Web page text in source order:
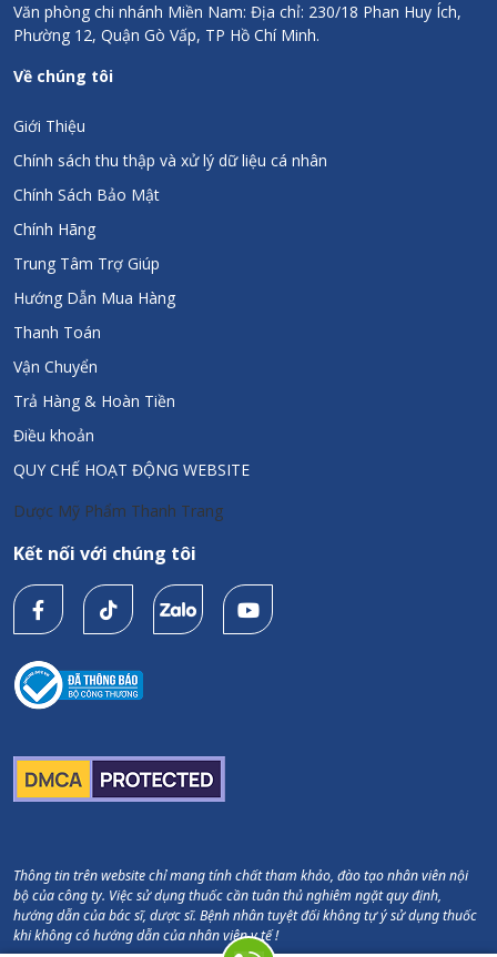
Văn phòng chi nhánh Miền Nam: Địa chỉ: 230/18 Phan Huy Ích,
Phường 12, Quận Gò Vấp, TP Hồ Chí Minh.
Về chúng tôi
Giới Thiệu
Chính sách thu thập và xử lý dữ liệu cá nhân
Chính Sách Bảo Mật
Chính Hãng
Trung Tâm Trợ Giúp
Hướng Dẫn Mua Hàng
Thanh Toán
Vận Chuyển
Trả Hàng & Hoàn Tiền
Điều khoản
QUY CHẾ HOẠT ĐỘNG WEBSITE
Dược Mỹ Phẩm Thanh Trang
Kết nối với chúng tôi
Thông tin trên website chỉ mang tính chất tham khảo, đào tạo nhân viên nội
bộ của công ty. Việc sử dụng thuốc cần tuân thủ nghiêm ngặt quy định,
hướng dẫn của bác sĩ, dược sĩ. Bệnh nhân tuyệt đối không tự ý sử dụng thuốc
khi không có hướng dẫn của nhân viên y tế !